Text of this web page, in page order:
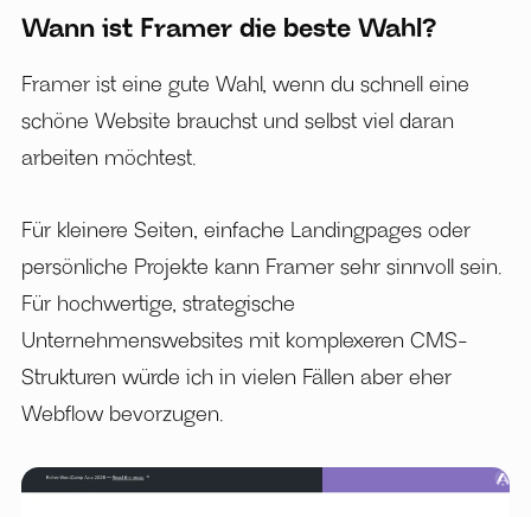
Wann ist Framer die beste Wahl?
Framer ist eine gute Wahl, wenn du schnell eine
schöne Website brauchst und selbst viel daran
arbeiten möchtest.
Für kleinere Seiten, einfache Landingpages oder
persönliche Projekte kann Framer sehr sinnvoll sein.
Für hochwertige, strategische
Unternehmenswebsites mit komplexeren CMS-
Strukturen würde ich in vielen Fällen aber eher
Webflow bevorzugen.